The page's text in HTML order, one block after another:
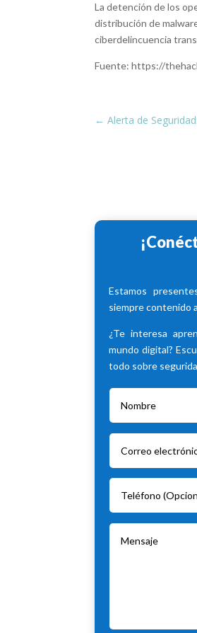
La detención de los
distribución de
ciberdelincuencia
Fuente: https://
←Alerta de
Estamos
siempre contenido
¿Te interesa
mundo digital?
todo sobre